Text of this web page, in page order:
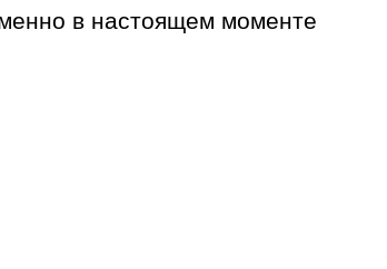
в настоящем моменте